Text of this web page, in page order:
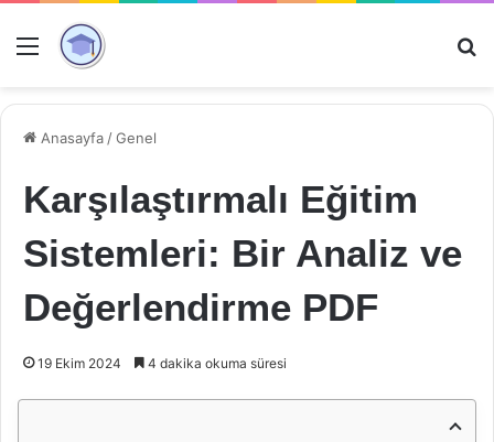
Menü
Anasayfa /Genel
Karşılaştırmalı Eğitim
Sistemleri: Bir Analiz ve
Değerlendirme PDF
19 Ekim 2024 4 dakika okuma süresi